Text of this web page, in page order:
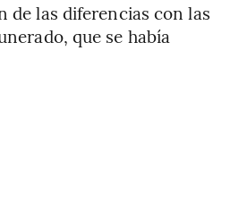
de las diferencias con las
que se había